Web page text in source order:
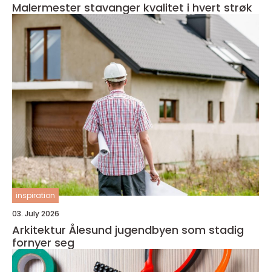
Malermester stavanger kvalitet i hvert strøk
inspiration
03. July 2026
Arkitektur Ålesund jugendbyen som stadig
fornyer seg